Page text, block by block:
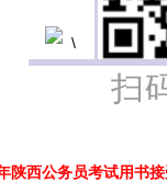
扫
陕西公务员考试用书